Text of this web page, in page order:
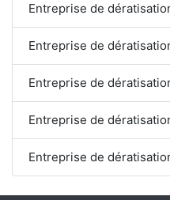
Entreprise de
Entreprise de
Entreprise de
Entreprise de
Entreprise de